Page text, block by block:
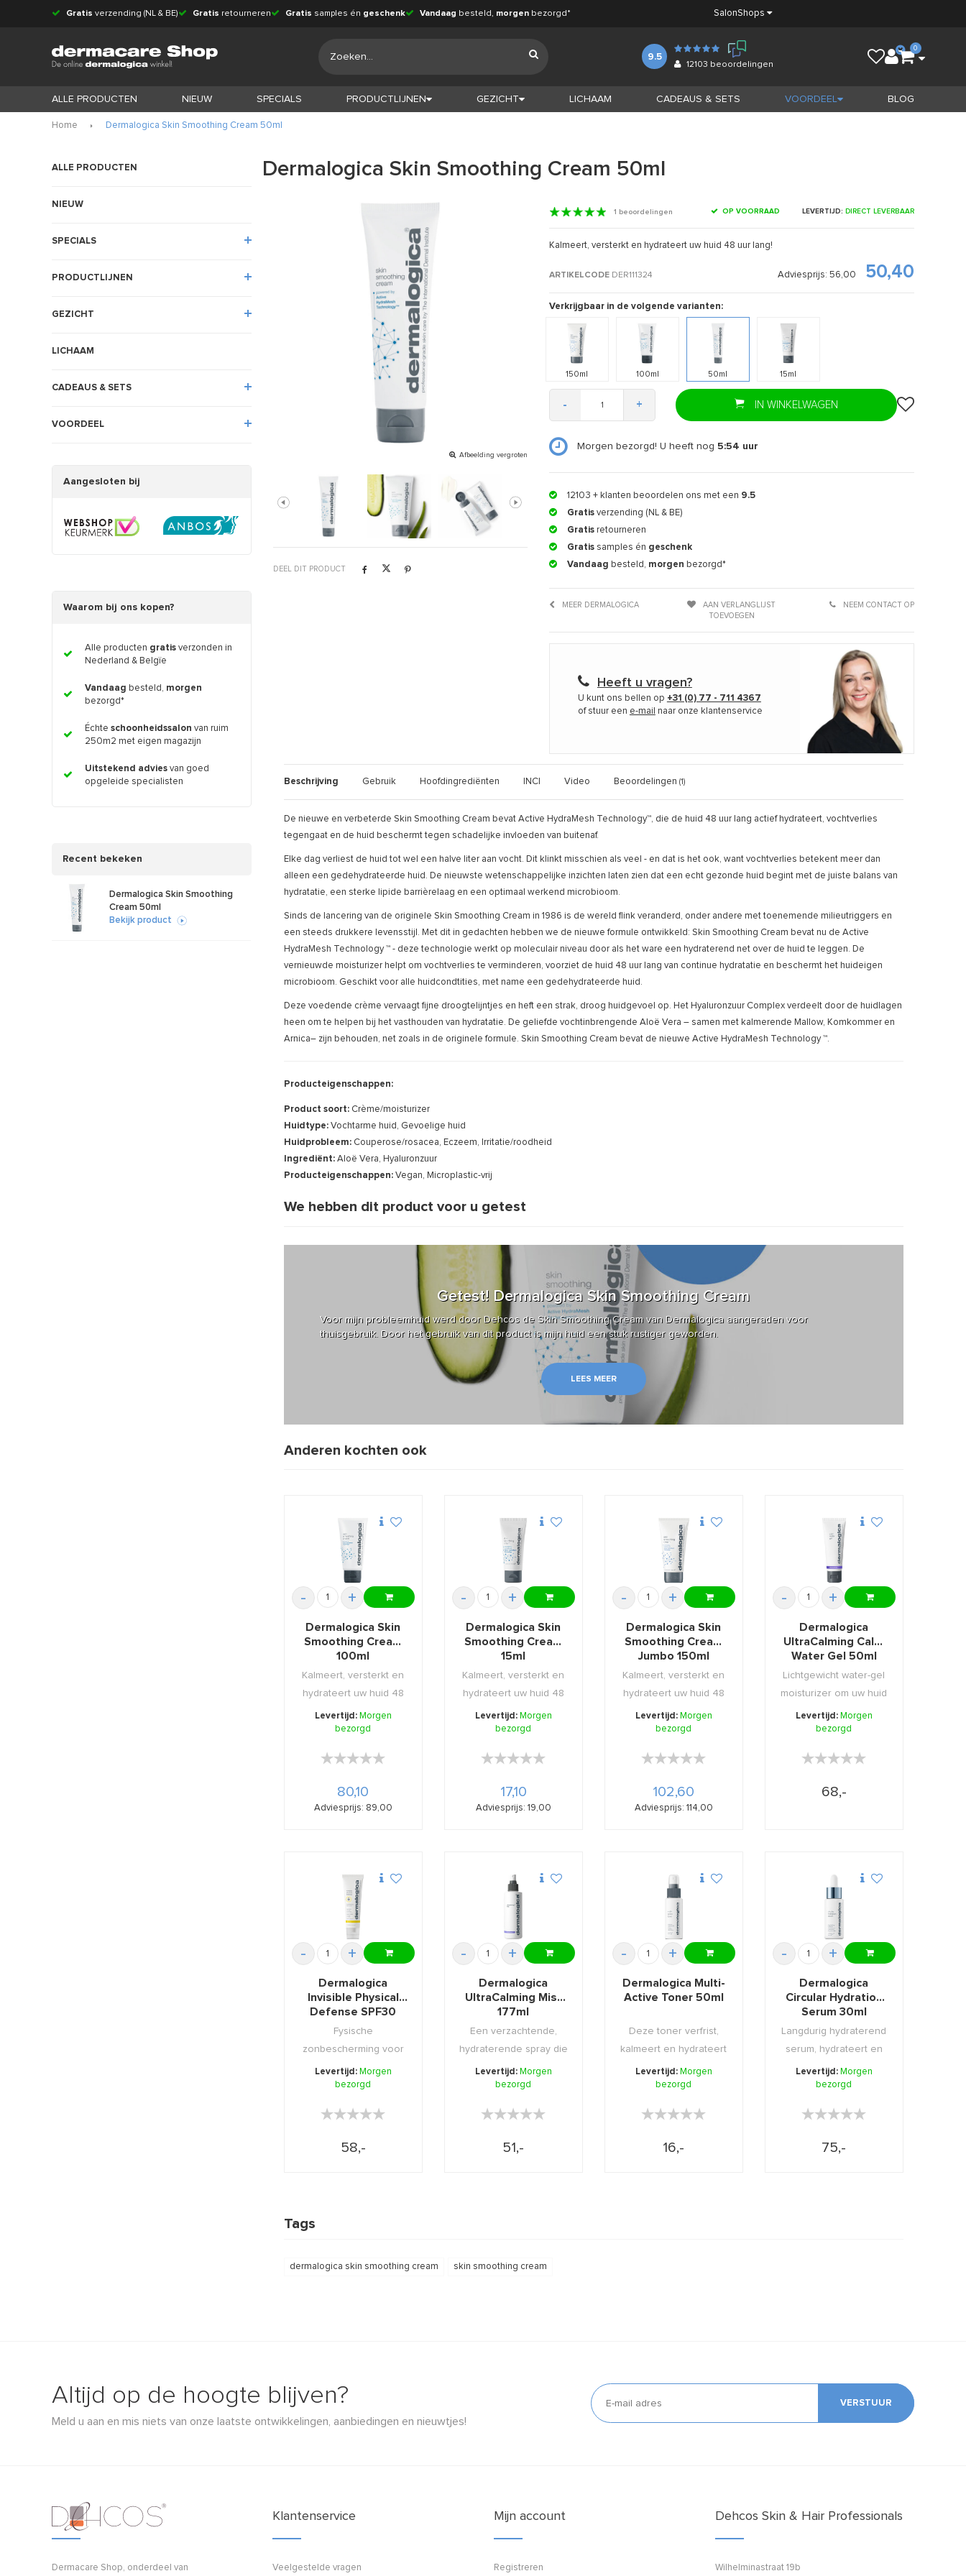
Gratis verzending (NL & BE) Gratis retourneren Gratis samples én geschenk Vandaag besteld, morgen bezorgd* SalonShops
9.5
12103 beoordelingen
0
ALLE PRODUCTEN NIEUW SPECIALS PRODUCTLIJNEN GEZICHT LICHAAM CADEAUS & SETS VOORDEEL BLOG
Home Dermalogica Skin Smoothing Cream 50ml
ALLE PRODUCTEN
NIEUW
SPECIALS
PRODUCTLIJNEN
GEZICHT
LICHAAM
CADEAUS & SETS
VOORDEEL
Aangesloten bij
Waarom bij ons kopen?
Alle producten gratis verzonden in
Nederland & Belgïe
Vandaag besteld, morgen
bezorgd*
Échte schoonheidssalon van ruim
250m2 met eigen magazijn
Uitstekend advies van goed
opgeleide specialisten
Recent bekeken
Dermalogica Skin Smoothing
Cream 50ml
Bekijk product
Dermalogica Skin Smoothing Cream 50ml
Afbeelding vergroten
DEEL DIT PRODUCT
1 beoordelingen OP VOORRAAD LEVERTIJD: DIRECT LEVERBAAR
Kalmeert, versterkt en hydrateert uw huid 48 uur lang!
ARTIKELCODEDER111324 Adviesprijs: 56,00 50,40
Verkrijgbaar in de volgende varianten:
150ml 100ml 50ml 15ml
- + IN WINKELWAGEN
Morgen bezorgd! U heeft nog 5:54 uur
12103 + klanten beoordelen ons met een 9.5
Gratisverzending (NL & BE)
Gratisretourneren
Gratissamples én geschenk
Vandaag besteld, morgen bezorgd*
MEER DERMALOGICA
AAN VERLANGLIJST
TOEVOEGEN
NEEM CONTACT OP
Heeft u vragen?
U kunt ons bellen op +31 (0) 77 - 711 4367
of stuur een e-mail naar onze klantenservice
Beschrijving Gebruik Hoofdingrediënten INCI Video Beoordelingen (1)
De nieuwe en verbeterde Skin Smoothing Cream bevat Active HydraMesh Technology™, die de huid 48 uur lang actief hydrateert, vochtverlies
tegengaat en de huid beschermt tegen schadelijke invloeden van buitenaf.
Elke dag verliest de huid tot wel een halve liter aan vocht. Dit klinkt misschien als veel - en dat is het ook, want vochtverlies betekent meer dan
alleen een gedehydrateerde huid. De nieuwste wetenschappelijke inzichten laten zien dat een echt gezonde huid begint met de juiste balans van
hydratatie, een sterke lipide barrièrelaag en een optimaal werkend microbioom.
Sinds de lancering van de originele Skin Smoothing Cream in 1986 is de wereld flink veranderd, onder andere met toenemende milieutriggers en
een steeds drukkere levensstijl. Met dit in gedachten hebben we de nieuwe formule ontwikkeld: Skin Smoothing Cream bevat nu de Active
HydraMesh Technology ™ - deze technologie werkt op moleculair niveau door als het ware een hydraterend net over de huid te leggen. De
vernieuwde moisturizer helpt om vochtverlies te verminderen, voorziet de huid 48 uur lang van continue hydratatie en beschermt het huideigen
microbioom. Geschikt voor alle huidcondtities, met name een gedehydrateerde huid.
Deze voedende crème vervaagt fijne droogtelijntjes en heft een strak, droog huidgevoel op. Het Hyaluronzuur Complex verdeelt door de huidlagen
heen om te helpen bij het vasthouden van hydratatie. De geliefde vochtinbrengende Aloë Vera – samen met kalmerende Mallow, Komkommer en
Arnica– zijn behouden, net zoals in de originele formule. Skin Smoothing Cream bevat de nieuwe Active HydraMesh Technology ™.
Producteigenschappen:
Product soort: Crème/moisturizer
Huidtype: Vochtarme huid, Gevoelige huid
Huidprobleem: Couperose/rosacea, Eczeem, Irritatie/roodheid
Ingrediënt: Aloë Vera, Hyaluronzuur
Producteigenschappen: Vegan, Microplastic-vrij
We hebben dit product voor u getest
Getest! Dermalogica Skin Smoothing Cream
Voor mijn probleemhuid werd door Dehcos de Skin Smoothing Cream van Dermalogica aangeraden voor
thuisgebruik. Door het gebruik van dit product is mijn huid een stuk rustiger geworden.
LEES MEER
Anderen kochten ook
- +
Dermalogica Skin
Smoothing Cream
100ml
Kalmeert, versterkt en
hydrateert uw huid 48
uur lang!
Levertijd: Morgen
bezorgd
★★★★★
★★★★★
80,10
Adviesprijs: 89,00
- +
Dermalogica Skin
Smoothing Cream
15ml
Kalmeert, versterkt en
hydrateert uw huid 48
uur lang!
Levertijd: Morgen
bezorgd
★★★★★
★★★★★
17,10
Adviesprijs: 19,00
- +
Dermalogica Skin
Smoothing Cream
Jumbo 150ml
Kalmeert, versterkt en
hydrateert uw huid 48
uur lang!
Levertijd: Morgen
bezorgd
★★★★★
★★★★★
102,60
Adviesprijs: 114,00
- +
Dermalogica
UltraCalming Calm
Water Gel 50ml
Lichtgewicht water-gel
moisturizer om uw huid
te kalmeren, h ...
Levertijd: Morgen
bezorgd
★★★★★
★★★★★
68,-
- +
Dermalogica
Invisible Physical
Defense SPF30
50ml
Fysische
zonbescherming voor
alle huidtypes.
Levertijd: Morgen
bezorgd
★★★★★
★★★★★
58,-
- +
Dermalogica
UltraCalming Mist
177ml
Een verzachtende,
hydraterende spray die
gevoeligheid tegen ...
Levertijd: Morgen
bezorgd
★★★★★
★★★★★
51,-
- +
Dermalogica Multi-
Active Toner 50ml
Deze toner verfrist,
kalmeert en hydrateert
op elk gewenst m ...
Levertijd: Morgen
bezorgd
★★★★★
★★★★★
16,-
- +
Dermalogica
Circular Hydration
Serum 30ml
Langdurig hydraterend
serum, hydrateert en
voedt de huid van ...
Levertijd: Morgen
bezorgd
★★★★★
★★★★★
75,-
Tags
dermalogica skin smoothing cream skin smoothing cream
Altijd op de hoogte blijven?
Meld u aan en mis niets van onze laatste ontwikkelingen, aanbiedingen en nieuwtjes!
VERSTUUR
Dermacare Shop, onderdeel van
Klantenservice
Veelgestelde vragen
Mijn account
Registreren
Dehcos Skin & Hair Professionals
Wilhelminastraat 19b